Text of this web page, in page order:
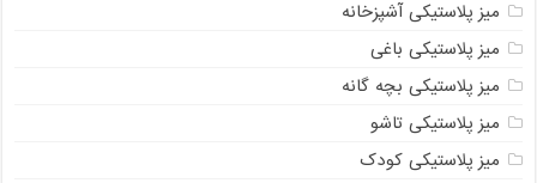
میز پلاستیکی آشپزخانه
میز پلاستیکی باغی
میز پلاستیکی بچه گانه
میز پلاستیکی تاشو
میز پلاستیکی کودک